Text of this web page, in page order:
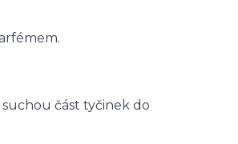
část tyčinek do